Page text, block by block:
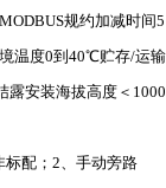
规约加减时间5
温度0到40℃贮存/运输
露安装海拔高度＜1000
标配；2、手动旁路